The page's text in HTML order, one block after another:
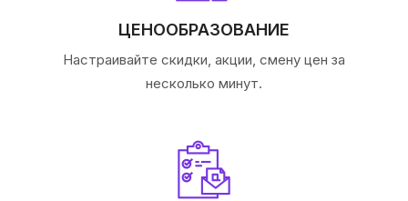
ЦЕНООБРАЗОВАНИЕ
Настраивайте скидки, акции, смену цен за
несколько минут.